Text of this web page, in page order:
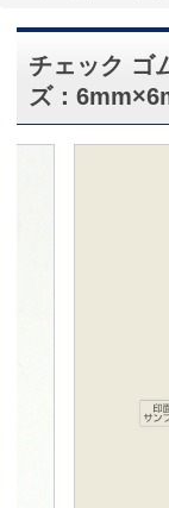
チェック ゴ
ズ：